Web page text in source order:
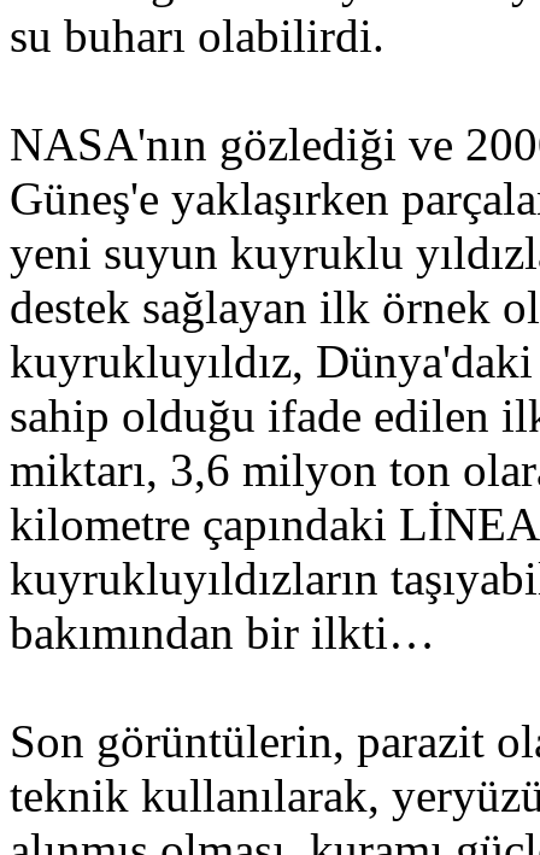
su buharı olabilirdi.
NASA'nın gözlediği ve
Güneş'e yaklaşırken
yeni suyun kuyruklu
destek sağlayan ilk örnek
kuyrukluyıldız,
sahip olduğu ifade edilen
miktarı, 3,6 milyon ton
kilometre çapındaki
kuyrukluyıldızların
bakımından bir ilkti…
Son görüntülerin, parazit
teknik kullanılarak,